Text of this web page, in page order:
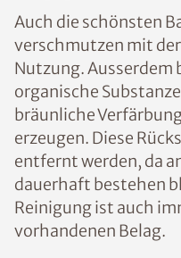
Auch die schönsten
verschmutzen mit
Nutzung. Ausserdem
organische
bräunliche
erzeugen. Diese
entfernt werden, da
dauerhaft bestehen
Reinigung ist auch
vorhandenen Belag.